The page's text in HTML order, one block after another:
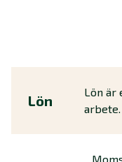
Lön
Lön är
arbete.